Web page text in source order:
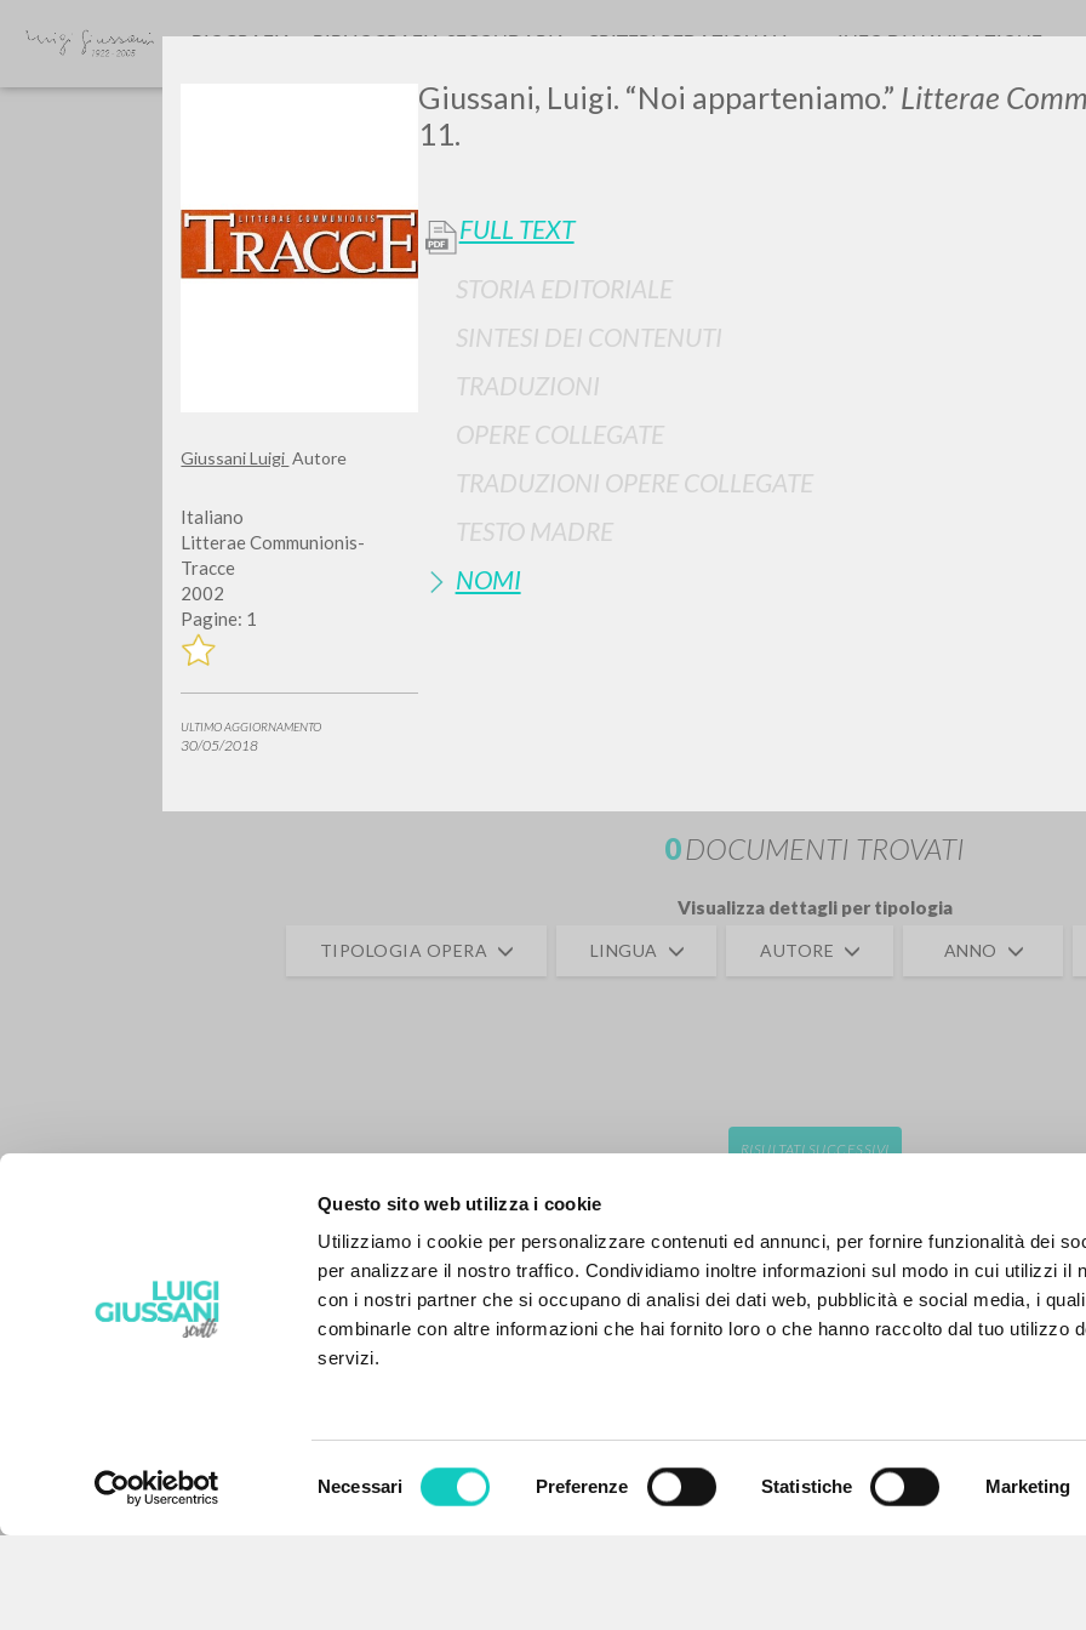
Questo sito web utilizza i cookie
Utilizziamo i cookie per personalizzare contenuti ed annunci, per fornire funzionalità dei
per analizzare il nostro traffico. Condividiamo inoltre informazioni sul modo in cui utilizzi il
con i nostri partner che si occupano di analisi dei dati web, pubblicità e social media, i
combinarle con altre informazioni che hai fornito loro o che hanno raccolto dal tuo utilizzo
servizi.
Necessari Preferenze Statistiche Marketing
Giussani Luigi Autore
Italiano
Litterae Communionis-
Tracce
2002
Pagine: 1
ULTIMO AGGIORNAMENTO
30/05/2018
Giussani, Luigi. “Noi apparteniamo.” Litterae
11.
FULL TEXT
STORIA EDITORIALE
SINTESI DEI CONTENUTI
TRADUZIONI
OPERE COLLEGATE
TRADUZIONI OPERE COLLEGATE
TESTO MADRE
NOMI
LUIGI
GIUSSANI
BIOGRAFIA BIBLIOGRAFIA SECONDARIA CRITERI REDAZIONALI INFO DI NAVIGAZIONE
0DOCUMENTI TROVATI
Visualizza dettagli per tipologia
TIPOLOGIA OPERA LINGUA AUTORE ANNO
RISULTATI SUCCESSIVI
IL PROGETTO NAVIGA LINGUA